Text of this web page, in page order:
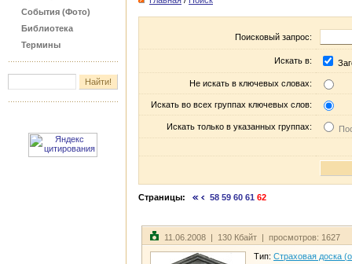
События (Фото)
Библиотека
Термины
Поисковый запрос:
Искать в:
Не искать в ключевых словах:
Искать во всех группах ключевых слов:
Искать только в указанных группах:
Страницы: 58 59 60 61 62
11.06.2008 | 130 Кбайт | просмотров: 1627
Тип: Страховая доска